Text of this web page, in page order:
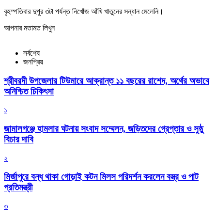
বৃহস্পতিবার দুপুর ৩টা পর্যন্ত নিখোঁজ আঁখি খাতুনের সন্ধান মেলেনি।
আপনার মতামত লিখুন
সর্বশেষ
জনপ্রিয়
শ্রীবরদী উপজেলার টিউমারে আক্রান্ত ১১ বছরের রাশেদ, অর্থের অভাবে
অনিশ্চিত চিকিৎসা
১
জামালগঞ্জে হামলার ঘটনায় সংবাদ সম্মেলন, জড়িতদের গ্রেপ্তার ও সুষ্ঠু
বিচার দাবি
২
মির্জাপুরে বন্ধ থাকা গোড়াই কটন মিলস পরিদর্শন করলেন বস্ত্র ও পাট
প্রতিমন্ত্রী
৩